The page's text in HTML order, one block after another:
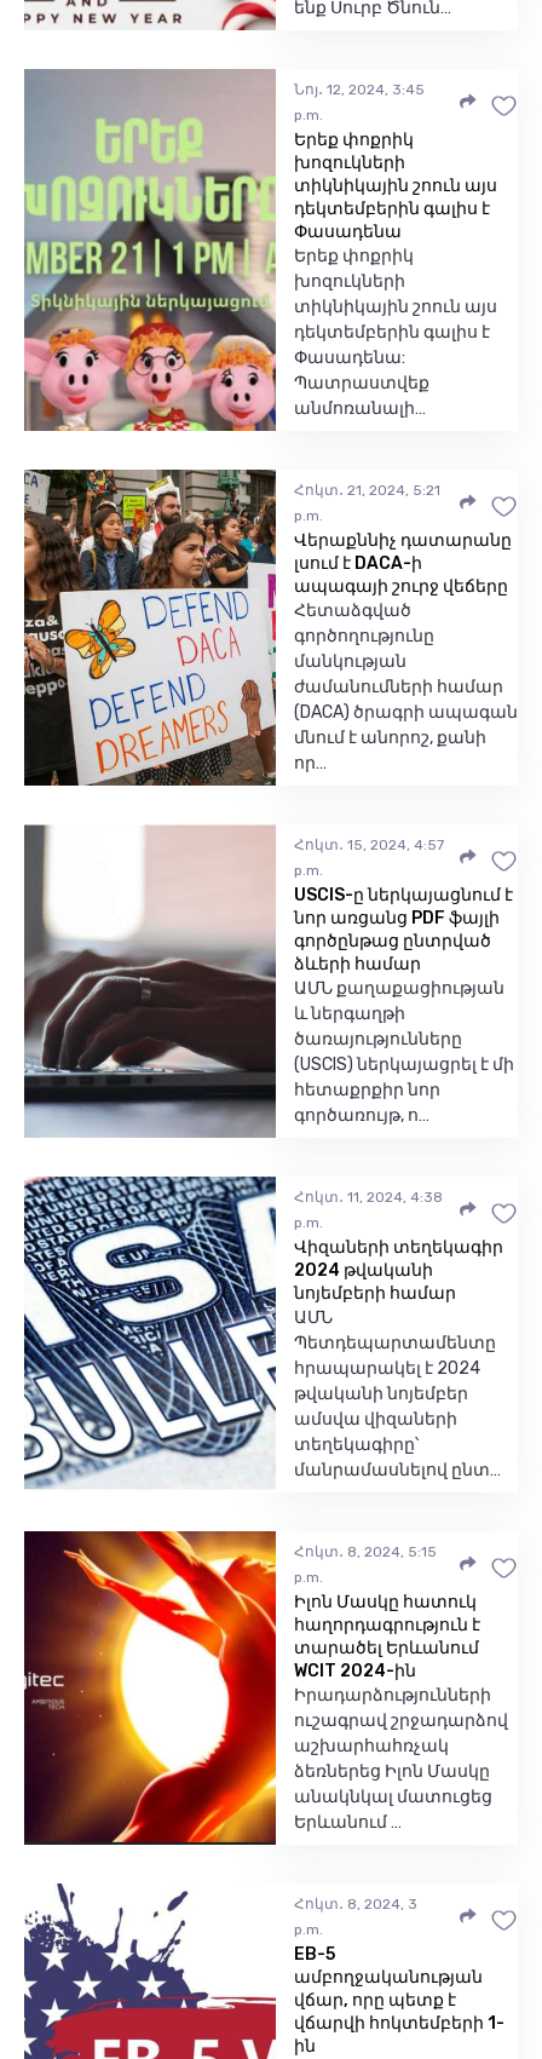
ենք Սուրբ Ծնուն…
Նոյ․ 12, 2024, 3:45
p.m.
Երեք փոքրիկ
խոզուկների
տիկնիկային շոուն այս
դեկտեմբերին գալիս է
Փասադենա
Երեք փոքրիկ
խոզուկների
տիկնիկային շոուն այս
դեկտեմբերին գալիս է
Փասադենա:
Պատրաստվեք
անմոռանալի…
Հոկտ․ 21, 2024, 5:21
p.m.
Վերաքննիչ դատարանը
լսում է DACA-ի
ապագայի շուրջ վեճերը
Հետաձգված
գործողությունը
մանկության
ժամանումների համար
(DACA) ծրագրի ապագան
մնում է անորոշ, քանի
որ…
Հոկտ․ 15, 2024, 4:57
p.m.
USCIS-ը ներկայացնում է
նոր առցանց PDF ֆայլի
գործընթաց ընտրված
ձևերի համար
ԱՄՆ քաղաքացիության
և ներգաղթի
ծառայությունները
(USCIS) ներկայացրել է մի
հետաքրքիր նոր
գործառույթ, ո…
Հոկտ․ 11, 2024, 4:38
p.m.
Վիզաների տեղեկագիր
2024 թվականի
նոյեմբերի համար
ԱՄՆ
Պետդեպարտամենտը
հրապարակել է 2024
թվականի նոյեմբեր
ամսվա վիզաների
տեղեկագիրը՝
մանրամասնելով ընտ…
Հոկտ․ 8, 2024, 5:15
p.m.
Իլոն Մասկը հատուկ
հաղորդագրություն է
տարածել Երևանում
WCIT 2024-ին
Իրադարձությունների
ուշագրավ շրջադարձով
աշխարհահռչակ
ձեռներեց Իլոն Մասկը
անակնկալ մատուցեց
Երևանում …
Հոկտ․ 8, 2024, 3
p.m.
EB-5
ամբողջականության
վճար, որը պետք է
վճարվի հոկտեմբերի 1-
ին